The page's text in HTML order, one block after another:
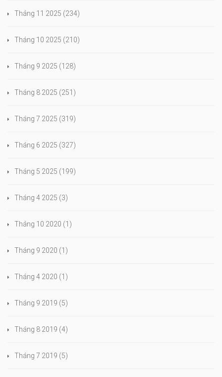
Tháng 11 2025 (234)
Tháng 10 2025 (210)
Tháng 9 2025 (128)
Tháng 8 2025 (251)
Tháng 7 2025 (319)
Tháng 6 2025 (327)
Tháng 5 2025 (199)
Tháng 4 2025 (3)
Tháng 10 2020 (1)
Tháng 9 2020 (1)
Tháng 4 2020 (1)
Tháng 9 2019 (5)
Tháng 8 2019 (4)
Tháng 7 2019 (5)